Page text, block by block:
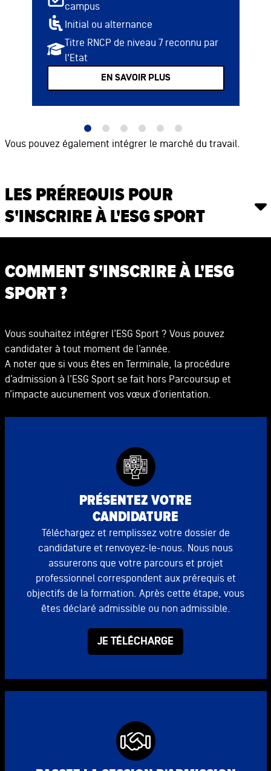
campus
Initial ou alternance
Titre RNCP de niveau 7 reconnu par
l'Etat
EN SAVOIR PLUS
Vous pouvez également intégrer le marché du travail.
LES PRÉREQUIS POUR
S'INSCRIRE À L'ESG SPORT
COMMENT S'INSCRIRE À L'ESG
SPORT ?
Vous souhaitez intégrer l’ESG Sport ? Vous pouvez
candidater à tout moment de l’année.
A noter que si vous êtes en Terminale, la procédure
d’admission à l’ESG Sport se fait hors Parcoursup et
n’impacte aucunement vos vœux d’orientation.
PRÉSENTEZ VOTRE
CANDIDATURE
Téléchargez et remplissez votre dossier de
candidature et renvoyez-le-nous. Nous nous
assurerons que votre parcours et projet
professionnel correspondent aux prérequis et
objectifs de la formation. Après cette étape, vous
êtes déclaré admissible ou non admissible.
JE TÉLÉCHARGE